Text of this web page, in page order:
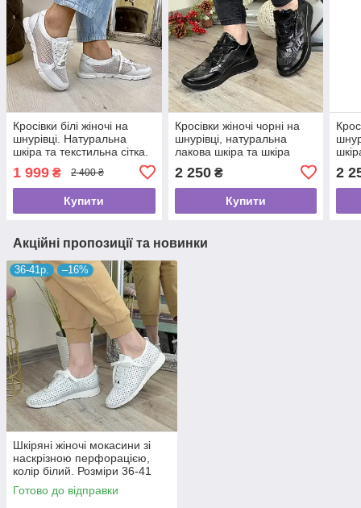
Кросівки білі жіночі на
шнурівці. Натуральна
шкіра та текстильна сітка.
1 999 ₴ 2 400 ₴
Купити
Кросівки жіночі чорні на
шнурівці, натуральна
лакова шкіра та шкіра
2 250₴
Купити
2
Акційні пропозиції та новинки
36-41р. –16%
Шкіряні жіночі мокасини зі
наскрізною перфорацією,
колір білий. Розміри 36-41
Готово до відправки